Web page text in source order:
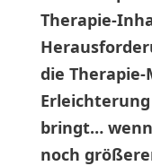
Therapie-
die
bringt…
noch